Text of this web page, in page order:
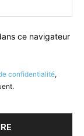
ce navigateur
confidentialité,